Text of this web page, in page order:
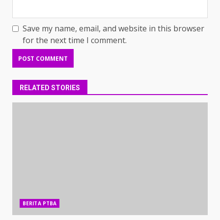
Save my name, email, and website in this browser
for the next time I comment.
RELATED STORIES
BERITA PTBA